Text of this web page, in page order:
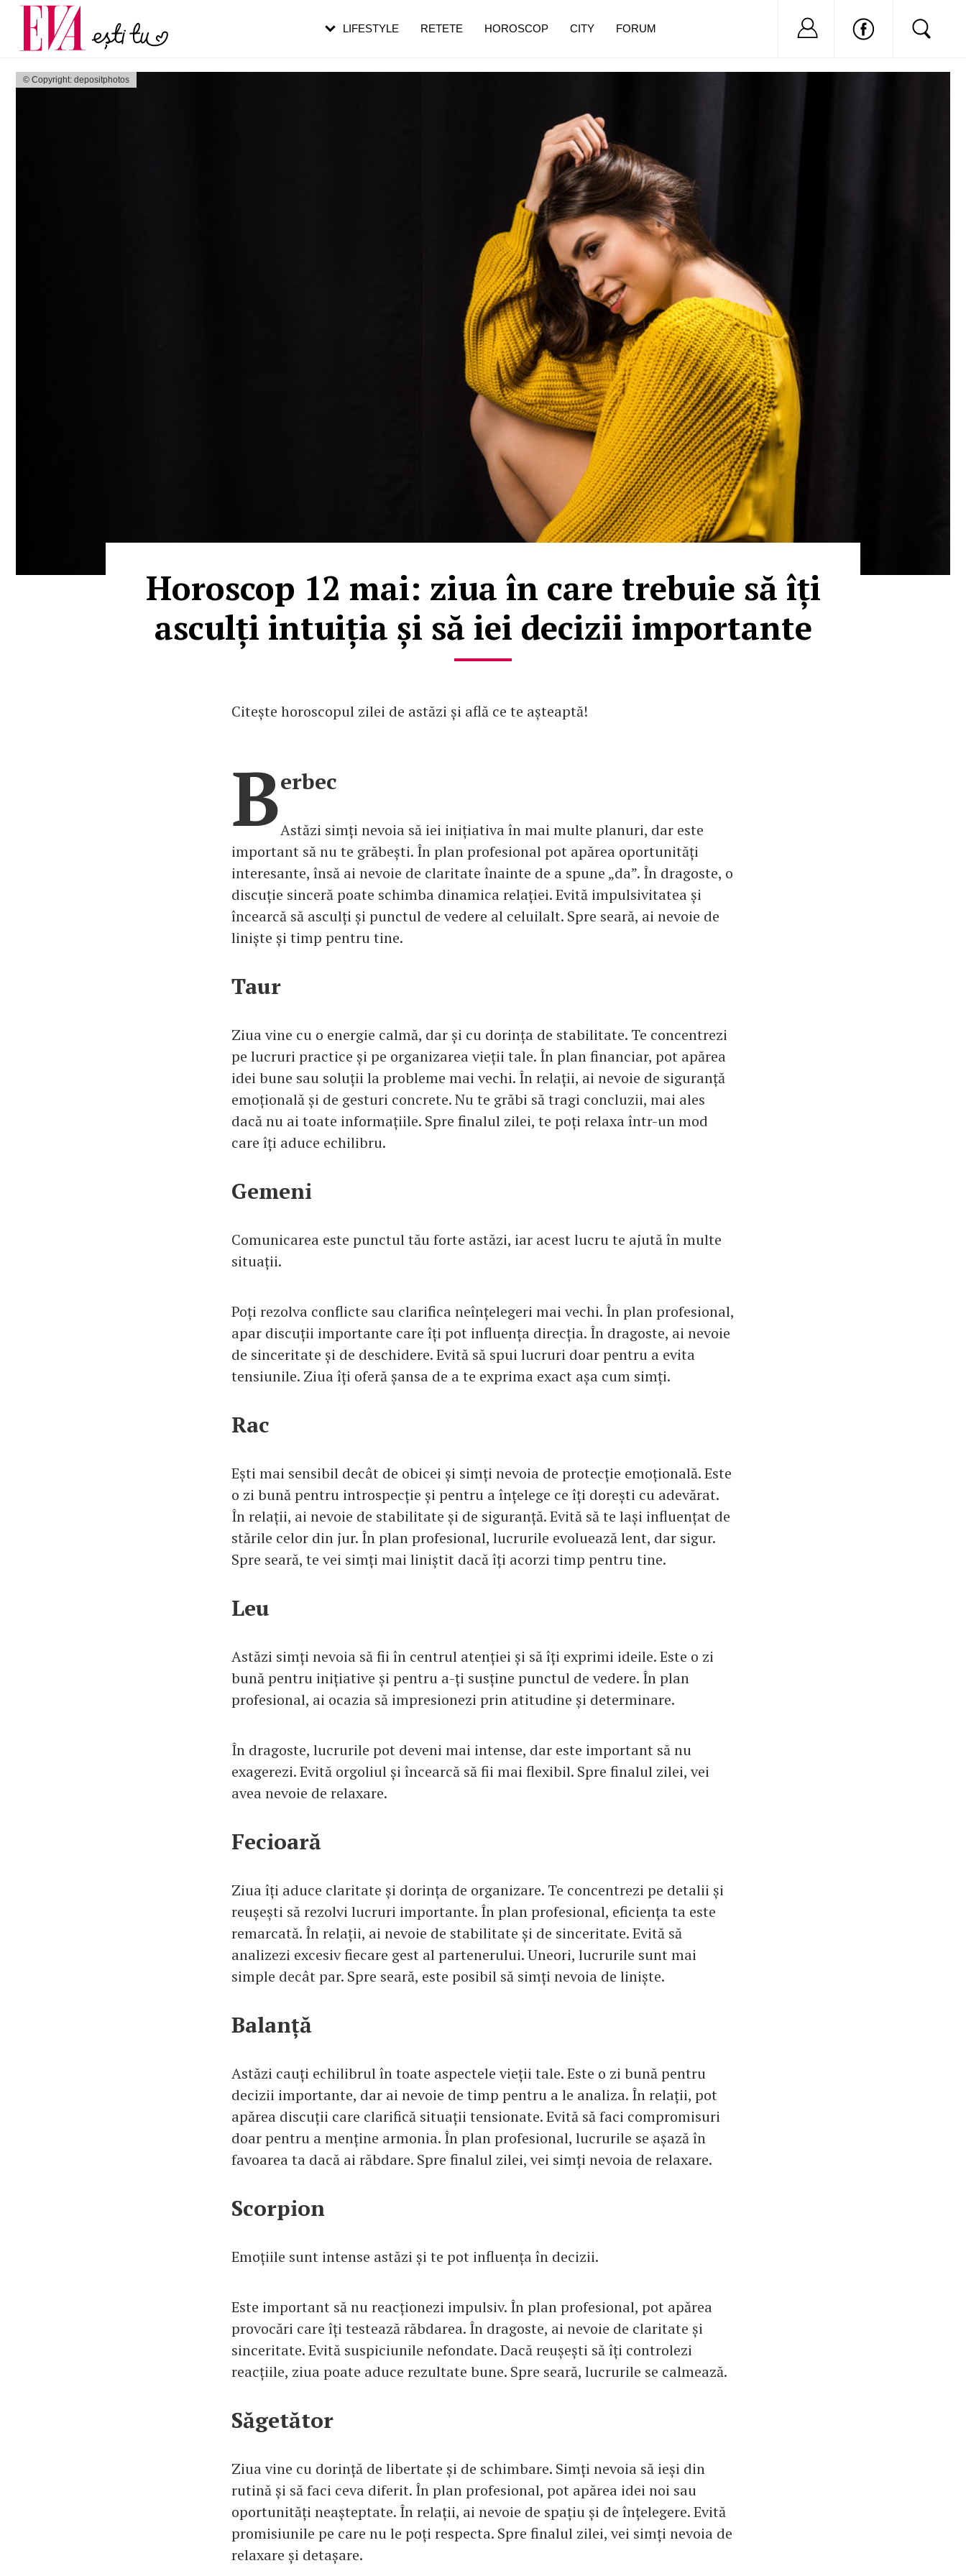
© Copyright: depositphotos
Horoscop 12 mai: ziua în care trebuie să îți
asculți intuiția și să iei decizii importante
Citește horoscopul zilei de astăzi și află ce te așteaptă!
Berbec
Astăzi simți nevoia să iei inițiativa în mai multe planuri, dar este
important să nu te grăbești. În plan profesional pot apărea oportunități
interesante, însă ai nevoie de claritate înainte de a spune „da”. În dragoste, o
discuție sinceră poate schimba dinamica relației. Evită impulsivitatea și
încearcă să asculți și punctul de vedere al celuilalt. Spre seară, ai nevoie de
liniște și timp pentru tine.
Taur
Ziua vine cu o energie calmă, dar și cu dorința de stabilitate. Te concentrezi
pe lucruri practice și pe organizarea vieții tale. În plan financiar, pot apărea
idei bune sau soluții la probleme mai vechi. În relații, ai nevoie de siguranță
emoțională și de gesturi concrete. Nu te grăbi să tragi concluzii, mai ales
dacă nu ai toate informațiile. Spre finalul zilei, te poți relaxa într-un mod
care îți aduce echilibru.
Gemeni
Comunicarea este punctul tău forte astăzi, iar acest lucru te ajută în multe
situații.
Poți rezolva conflicte sau clarifica neînțelegeri mai vechi. În plan profesional,
apar discuții importante care îți pot influența direcția. În dragoste, ai nevoie
de sinceritate și de deschidere. Evită să spui lucruri doar pentru a evita
tensiunile. Ziua îți oferă șansa de a te exprima exact așa cum simți.
Rac
Ești mai sensibil decât de obicei și simți nevoia de protecție emoțională. Este
o zi bună pentru introspecție și pentru a înțelege ce îți dorești cu adevărat.
În relații, ai nevoie de stabilitate și de siguranță. Evită să te lași influențat de
stările celor din jur. În plan profesional, lucrurile evoluează lent, dar sigur.
Spre seară, te vei simți mai liniștit dacă îți acorzi timp pentru tine.
Leu
Astăzi simți nevoia să fii în centrul atenției și să îți exprimi ideile. Este o zi
bună pentru inițiative și pentru a-ți susține punctul de vedere. În plan
profesional, ai ocazia să impresionezi prin atitudine și determinare.
În dragoste, lucrurile pot deveni mai intense, dar este important să nu
exagerezi. Evită orgoliul și încearcă să fii mai flexibil. Spre finalul zilei, vei
avea nevoie de relaxare.
Fecioară
Ziua îți aduce claritate și dorința de organizare. Te concentrezi pe detalii și
reușești să rezolvi lucruri importante. În plan profesional, eficiența ta este
remarcată. În relații, ai nevoie de stabilitate și de sinceritate. Evită să
analizezi excesiv fiecare gest al partenerului. Uneori, lucrurile sunt mai
simple decât par. Spre seară, este posibil să simți nevoia de liniște.
Balanță
Astăzi cauți echilibrul în toate aspectele vieții tale. Este o zi bună pentru
decizii importante, dar ai nevoie de timp pentru a le analiza. În relații, pot
apărea discuții care clarifică situații tensionate. Evită să faci compromisuri
doar pentru a menține armonia. În plan profesional, lucrurile se așază în
favoarea ta dacă ai răbdare. Spre finalul zilei, vei simți nevoia de relaxare.
Scorpion
Emoțiile sunt intense astăzi și te pot influența în decizii.
Este important să nu reacționezi impulsiv. În plan profesional, pot apărea
provocări care îți testează răbdarea. În dragoste, ai nevoie de claritate și
sinceritate. Evită suspiciunile nefondate. Dacă reușești să îți controlezi
reacțiile, ziua poate aduce rezultate bune. Spre seară, lucrurile se calmează.
Săgetător
Ziua vine cu dorință de libertate și de schimbare. Simți nevoia să ieși din
rutină și să faci ceva diferit. În plan profesional, pot apărea idei noi sau
oportunități neașteptate. În relații, ai nevoie de spațiu și de înțelegere. Evită
promisiunile pe care nu le poți respecta. Spre finalul zilei, vei simți nevoia de
relaxare și detașare.
LIFESTYLE RETETE HOROSCOP CITY FORUM Nu ai cont?
Carieră
Actualitate
pe măsură ce înaintezi în vârstă
de dureroasă este investigația